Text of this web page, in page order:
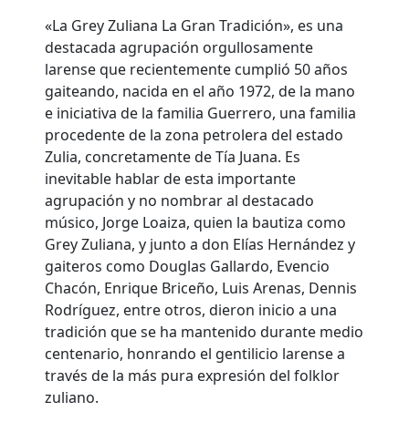
«La Grey Zuliana La Gran Tradición», es una
destacada agrupación orgullosamente
larense que recientemente cumplió 50 años
gaiteando, nacida en el año 1972, de la mano
e iniciativa de la familia Guerrero, una familia
procedente de la zona petrolera del estado
Zulia, concretamente de Tía Juana. Es
inevitable hablar de esta importante
agrupación y no nombrar al destacado
músico, Jorge Loaiza, quien la bautiza como
Grey Zuliana, y junto a don Elías Hernández y
gaiteros como Douglas Gallardo, Evencio
Chacón, Enrique Briceño, Luis Arenas, Dennis
Rodríguez, entre otros, dieron inicio a una
tradición que se ha mantenido durante medio
centenario, honrando el gentilicio larense a
través de la más pura expresión del folklor
zuliano.